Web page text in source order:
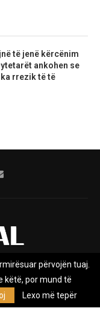
të jenë kërcënim
ankohen se
rrezik të të
e themeluar në vitin
përvojën tuaj.
këtë, por mund të
Lexo më tepër